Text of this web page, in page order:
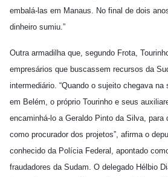
embalá-las em Manaus. No final de dois
dinheiro sumiu.”
Outra armadilha que, segundo Frota,
empresários que buscassem recursos da
intermediário. “Quando o sujeito chegava na
em Belém, o próprio Tourinho e seus
encaminhá-lo a Geraldo Pinto da Silva, para
como procurador dos projetos”, afirma o
conhecido da Polícia Federal, apontado
fraudadores da Sudam. O delegado Hélbio